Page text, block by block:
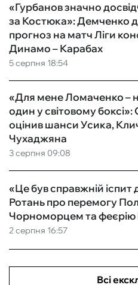
5 серпня 18:54
«Гурбанов значно
за Костюка»: Демченко
прогноз на матч Ліги
Динамо – Карабах
3 серпня 09:08
«Для мене Ломаченко –
один у світовому
оцінив шанси Усика,
Чухаджяна
2 серпня 16:57
«Це був справжній іспит
Ротань про перемогу
Чорноморцем та феєрію
Всі